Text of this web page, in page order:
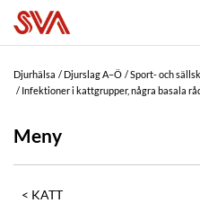
Djurhälsa Djurslag A–Ö Sport- och
Infektioner i kattgrupper, några basala
Meny
KATT